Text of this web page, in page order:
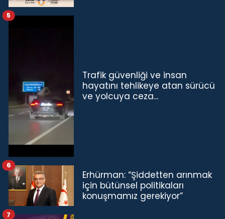
Trafik güvenliği ve insan
hayatını tehlikeye atan sürücü
ve yolcuya ceza...
5
Erhürman: “Şiddetten arınmak
için bütünsel politikaları
konuşmamız gerekiyor”
6
7